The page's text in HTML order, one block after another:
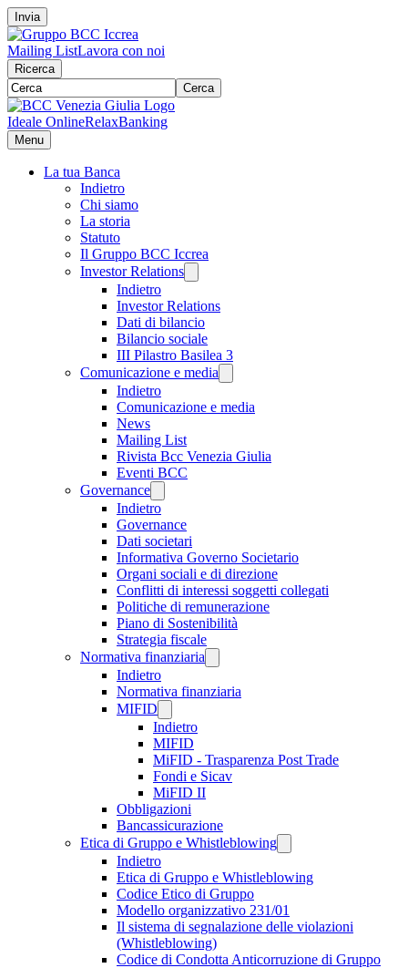
Invia
Mailing ListLavora con noi
Ricerca
Cerca
Ideale OnlineRelaxBanking
Menu
La tua Banca
Indietro
Chi siamo
La storia
Statuto
Il Gruppo BCC Iccrea
Investor Relations
Indietro
Investor Relations
Dati di bilancio
Bilancio sociale
III Pilastro Basilea 3
Comunicazione e media
Indietro
Comunicazione e media
News
Mailing List
Rivista Bcc Venezia Giulia
Eventi BCC
Governance
Indietro
Governance
Dati societari
Informativa Governo Societario
Organi sociali e di direzione
Conflitti di interessi soggetti collegati
Politiche di remunerazione
Piano di Sostenibilità
Strategia fiscale
Normativa finanziaria
Indietro
Normativa finanziaria
MIFID
Indietro
MIFID
MiFID - Trasparenza Post Trade
Fondi e Sicav
MiFID II
Obbligazioni
Bancassicurazione
Etica di Gruppo e Whistleblowing
Indietro
Etica di Gruppo e Whistleblowing
Codice Etico di Gruppo
Modello organizzativo 231/01
Il sistema di segnalazione delle violazioni
(Whistleblowing)
Codice di Condotta Anticorruzione di Gruppo